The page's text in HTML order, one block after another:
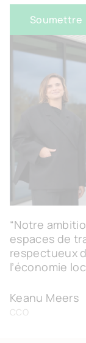
“Notre
espaces de
respectueux
l’économie
Keanu Meers
CCO